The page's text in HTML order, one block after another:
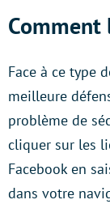
Face à ce type
meilleure
problème de
cliquer sur les
Facebook en
dans votre